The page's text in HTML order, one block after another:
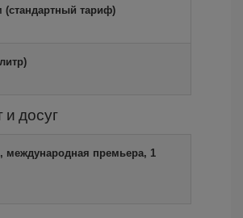
(стандартный тариф)
и досуг
международная премьера, 1